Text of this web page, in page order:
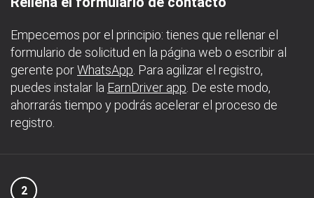
Empecemos por el principio: tienes que rellenar el
formulario de solicitud en la página web o escribir al
gerente porWhatsApp . Para agilizar el registro,
puedes instalar la EarnDriver app . De este modo,
ahorrarás tiempo y podrás acelerar el proceso de
registro.
2